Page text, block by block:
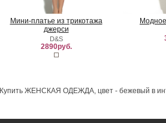
Мини-платье из трикотажа
джерси
D&S
2890руб.
Купить ЖЕНСКАЯ ОДЕЖДА, цвет - бежевый в